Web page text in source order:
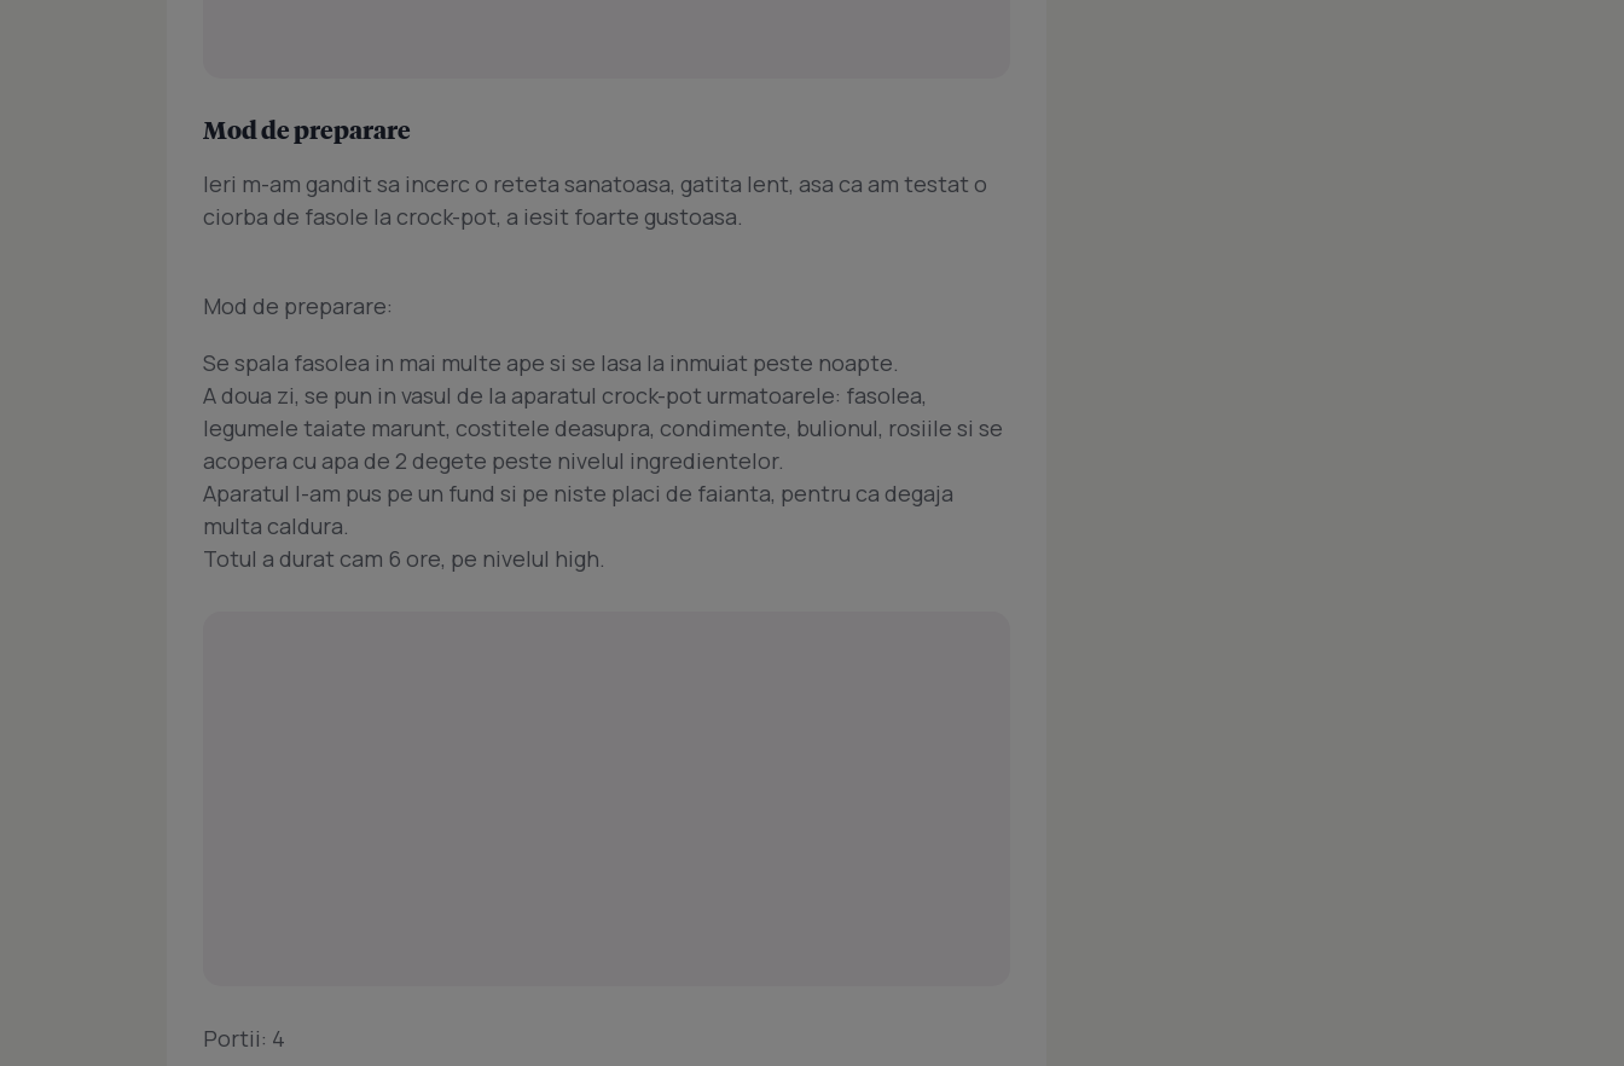
Mod de preparare
Ieri m-am gandit sa incerc o reteta sanatoasa, gatita lent, asa ca am testat o
ciorba de fasole la crock-pot, a iesit foarte gustoasa.
Mod de preparare:
Se spala fasolea in mai multe ape si se lasa la inmuiat peste noapte.
A doua zi, se pun in vasul de la aparatul crock-pot urmatoarele: fasolea,
legumele taiate marunt, costitele deasupra, condimente, bulionul, rosiile si se
acopera cu apa de 2 degete peste nivelul ingredientelor.
Aparatul l-am pus pe un fund si pe niste placi de faianta, pentru ca degaja
multa caldura.
Totul a durat cam 6 ore, pe nivelul high.
Portii: 4